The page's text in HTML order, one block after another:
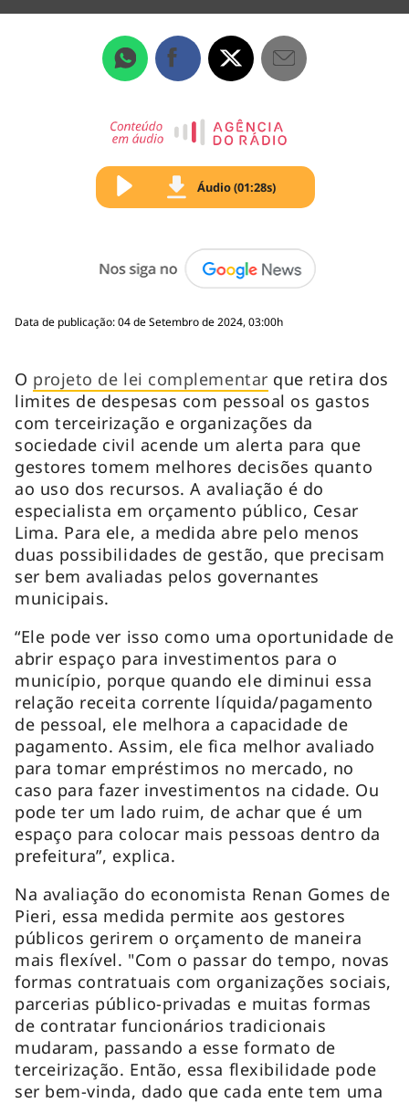
Áudio (01:28s)
Data de publicação: 04 de Setembro de 2024, 03:00h
O projeto de lei complementar que retira dos
limites de despesas com pessoal os gastos
com terceirização e organizações da
sociedade civil acende um alerta para que
gestores tomem melhores decisões quanto
ao uso dos recursos. A avaliação é do
especialista em orçamento público, Cesar
Lima. Para ele, a medida abre pelo menos
duas possibilidades de gestão, que precisam
ser bem avaliadas pelos governantes
municipais.
“Ele pode ver isso como uma oportunidade de
abrir espaço para investimentos para o
município, porque quando ele diminui essa
relação receita corrente líquida/pagamento
de pessoal, ele melhora a capacidade de
pagamento. Assim, ele fica melhor avaliado
para tomar empréstimos no mercado, no
caso para fazer investimentos na cidade. Ou
pode ter um lado ruim, de achar que é um
espaço para colocar mais pessoas dentro da
prefeitura”, explica.
Na avaliação do economista Renan Gomes de
Pieri, essa medida permite aos gestores
públicos gerirem o orçamento de maneira
mais flexível. "Com o passar do tempo, novas
formas contratuais com organizações sociais,
parcerias público-privadas e muitas formas
de contratar funcionários tradicionais
mudaram, passando a esse formato de
terceirização. Então, essa flexibilidade pode
ser bem-vinda, dado que cada ente tem uma